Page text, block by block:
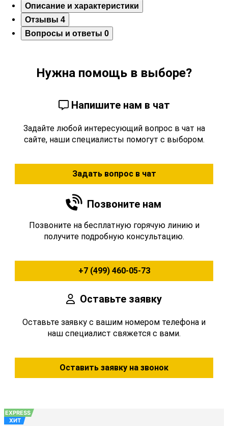
Описание и характеристики
Отзывы 4
Вопросы и ответы 0
Нужна помощь в выборе?
Напишите нам в чат
Задайте любой интересующий вопрос в чат на
сайте, наши специалисты помогут с выбором.
Задать вопрос в чат
Позвоните нам
Позвоните на бесплатную горячую линию и
получите подробную консультацию.
+7 (499) 460-05-73
Оставьте заявку
Оставьте заявку с вашим номером телефона и
наш специалист свяжется с вами.
Оставить заявку на звонок
EXPRESS
ХИТ